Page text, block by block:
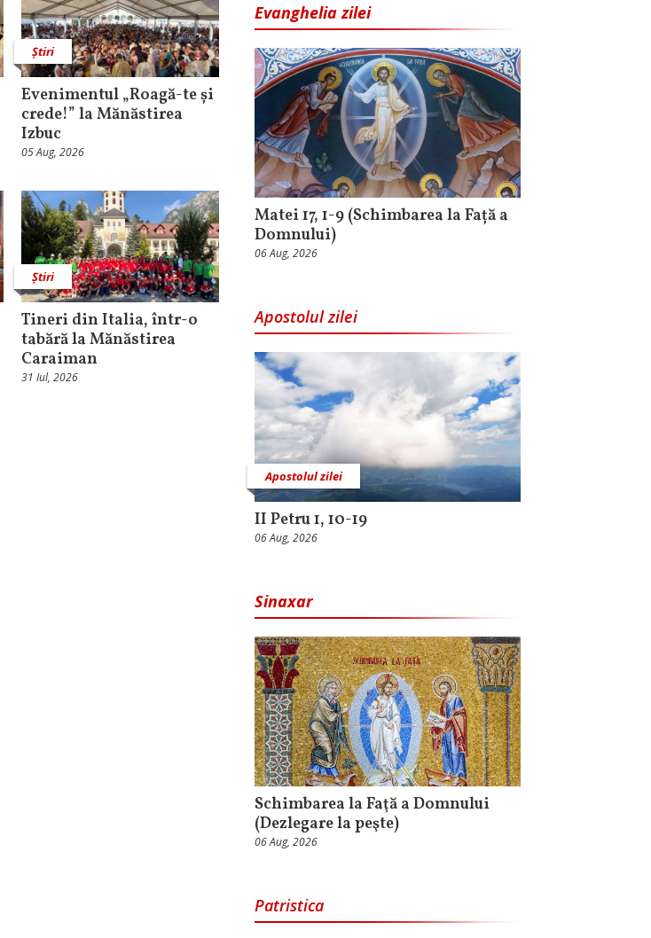
Știri
Evenimentul „Roagă-te și
crede!” la Mănăstirea
Izbuc
05 Aug, 2026
Știri
Tineri din Italia, într-o
tabără la Mănăstirea
Caraiman
31 Iul, 2026
Evanghelia zilei
Matei 17, 1-9 (Schimbarea la Față a
Domnului)
06 Aug, 2026
Apostolul zilei
Apostolul zilei
II Petru 1, 10-19
06 Aug, 2026
Sinaxar
Schimbarea la Faţă a Domnului
(Dezlegare la peşte)
06 Aug, 2026
Patristica